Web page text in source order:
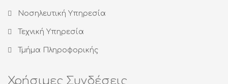
Νοσηλευτική Υπηρεσία
Τεχνική Υπηρεσία
Τμήμα Πληροφορικής
Χρήσιμες Συνδέσεις